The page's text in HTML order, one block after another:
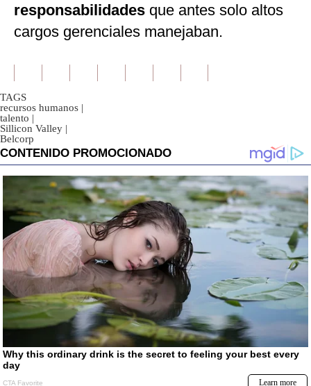
responsabilidades que antes solo altos
cargos gerenciales manejaban.
TAGS
recursos humanos |
talento |
Sillicon Valley |
Belcorp